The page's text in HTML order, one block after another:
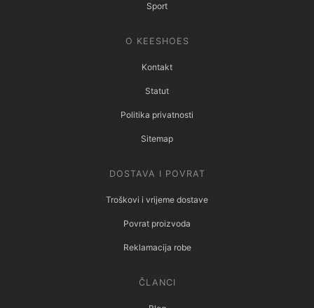
Sport
O KEESHOES
Kontakt
Statut
Politika privatnosti
Sitemap
DOSTAVA I POVRAT
Troškovi i vrijeme dostave
Povrat proizvoda
Reklamacija robe
ČLANCI